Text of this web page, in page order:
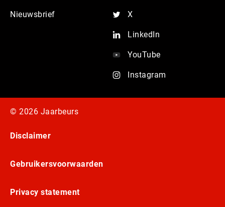
Nieuwsbrief X
LinkedIn
YouTube
Instagram
© 2026 Jaarbeurs
Disclaimer
Gebruikersvoorwaarden
Privacy statement